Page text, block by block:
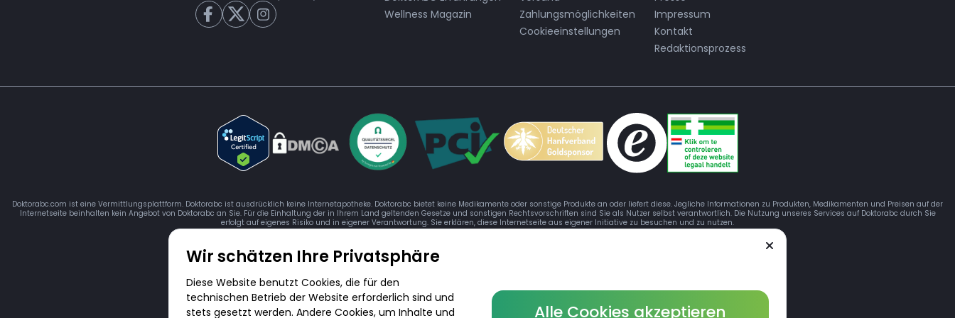
Wellness Magazin
Zahlungsmöglichkeiten
Cookieeinstellungen
Impressum
Kontakt
Redaktionsprozess
Doktorabc.com ist eine Vermittlungsplattform. Doktorabc ist ausdrücklich keine Internetapotheke. Doktorabc bietet keine Medikamente oder sonstige Produkte an oder liefert diese. Jegliche Informationen zu Produkten, Medikamenten und Preisen auf der
Internetseite beinhalten kein Angebot von Doktorabc an Sie. Für die Einhaltung der in Ihrem Land geltenden Gesetze und sonstigen Rechtsvorschriften sind Sie als Nutzer selbst verantwortlich. Die Nutzung unseres Services auf Doktorabc durch Sie
erfolgt auf eigenes Risiko und in eigener Verantwortung. Sie erklären, diese Internetseite aus eigener Initiative zu besuchen und zu nutzen.
© 2026 DoktorABC.com
Wir schätzen Ihre Privatsphäre
Diese Website benutzt Cookies, die für den
technischen Betrieb der Website erforderlich sind und
stets gesetzt werden. Andere Cookies, um Inhalte und
Alle Cookies akzeptieren